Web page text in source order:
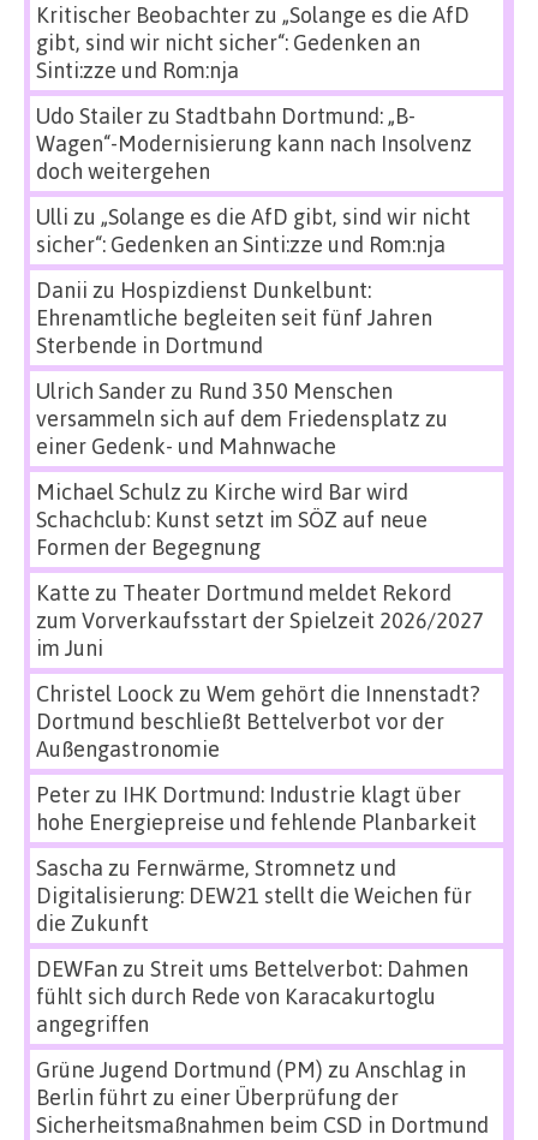
Kritischer Beobachterzu „Solange es die AfD
gibt, sind wir nicht sicher“: Gedenken an
Sinti:zze und Rom:nja
Udo Stailerzu Stadtbahn Dortmund: „B-
Wagen“-Modernisierung kann nach Insolvenz
doch weitergehen
Ulli zu „Solange es die AfD gibt, sind wir nicht
sicher“: Gedenken an Sinti:zze und Rom:nja
Danii zu Hospizdienst Dunkelbunt:
Ehrenamtliche begleiten seit fünf Jahren
Sterbende in Dortmund
Ulrich Sanderzu Rund 350 Menschen
versammeln sich auf dem Friedensplatz zu
einer Gedenk- und Mahnwache
Michael Schulz zu Kirche wird Bar wird
Schachclub: Kunst setzt im SÖZ auf neue
Formen der Begegnung
Katte zu Theater Dortmund meldet Rekord
zum Vorverkaufsstart der Spielzeit 2026/2027
im Juni
Christel Loock zu Wem gehört die Innenstadt?
Dortmund beschließt Bettelverbot vor der
Außengastronomie
Peterzu IHK Dortmund: Industrie klagt über
hohe Energiepreise und fehlende Planbarkeit
Sascha zu Fernwärme, Stromnetz und
Digitalisierung: DEW21 stellt die Weichen für
die Zukunft
DEWFan zu Streit ums Bettelverbot: Dahmen
fühlt sich durch Rede von Karacakurtoglu
angegriffen
Grüne Jugend Dortmund (PM) zu Anschlag in
Berlin führt zu einer Überprüfung der
Sicherheitsmaßnahmen beim CSD in Dortmund